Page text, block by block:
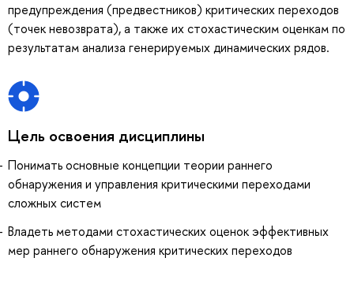
предупреждения (предвестников) критических переходов
(точек невозврата), а также их стохастическим оценкам по
результатам анализа генерируемых динамических рядов.
Цель освоения дисциплины
Понимать основные концепции теории раннего
обнаружения и управления критическими переходами
сложных систем
Владеть методами стохастических оценок эффективных
мер раннего обнаружения критических переходов